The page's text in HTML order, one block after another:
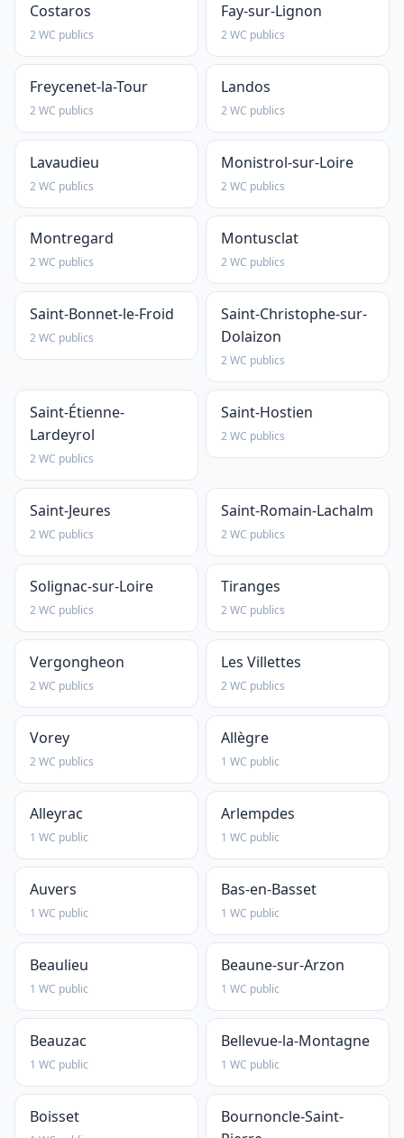
Costaros
2 WC publics
Fay-sur-Lignon
2 WC publics
Freycenet-la-Tour
2 WC publics
Landos
2 WC publics
Lavaudieu
2 WC publics
Monistrol-sur-Loire
2 WC publics
Montregard
2 WC publics
Montusclat
2 WC publics
Saint-Bonnet-le-Froid
2 WC publics
Saint-Christophe-sur-
Dolaizon
2 WC publics
Saint-Étienne-
Lardeyrol
2 WC publics
Saint-Hostien
2 WC publics
Saint-Jeures
2 WC publics
Saint-Romain-Lachalm
2 WC publics
Solignac-sur-Loire
2 WC publics
Tiranges
2 WC publics
Vergongheon
2 WC publics
Les Villettes
2 WC publics
Vorey
2 WC publics
Allègre
1 WC public
Alleyrac
1 WC public
Arlempdes
1 WC public
Auvers
1 WC public
Bas-en-Basset
1 WC public
Beaulieu
1 WC public
Beaune-sur-Arzon
1 WC public
Beauzac
1 WC public
Bellevue-la-Montagne
1 WC public
Boisset
Bournoncle-Saint-